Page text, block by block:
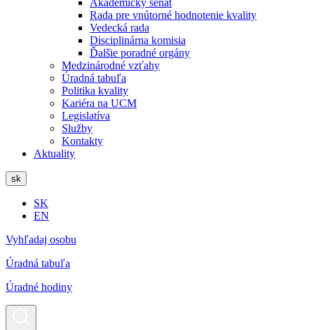
Akademický senát
Rada pre vnútorné hodnotenie kvality
Vedecká rada
Disciplinárna komisia
Ďalšie poradné orgány
Medzinárodné vzťahy
Úradná tabuľa
Politika kvality
Kariéra na UCM
Legislatíva
Služby
Kontakty
Aktuality
sk
SK
EN
Vyhľadaj osobu
Úradná tabuľa
Úradné hodiny